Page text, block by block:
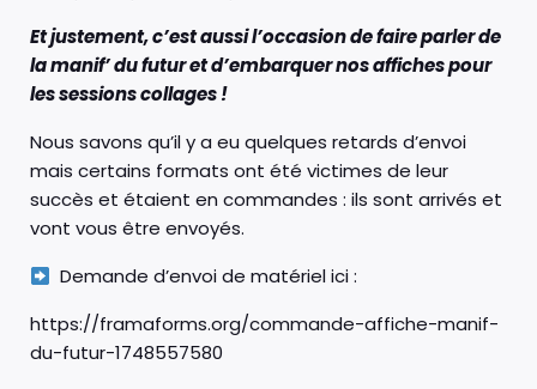
Et justement, c’est aussi l’occasion de faire parler de
la manif’ du futur et d’embarquer nos affiches pour
les sessions collages !
Nous savons qu’il y a eu quelques retards d’envoi
mais certains formats ont été victimes de leur
succès et étaient en commandes : ils sont arrivés et
vont vous être envoyés.
Demande d’envoi de matériel ici :
https://framaforms.org/commande-affiche-manif-
du-futur-1748557580